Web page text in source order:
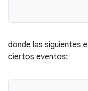
donde las siguientes
ciertos eventos: